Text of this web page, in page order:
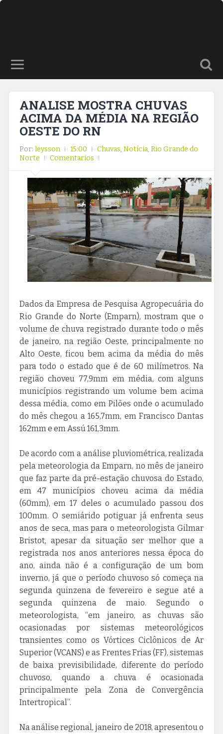
ANALISE MOSTRA CHUVAS
ACIMA DA MÉDIA NA REGIÃO
OESTE DO RN
Por: leysson 15:00 Chuvas, Notícia, Rio Grande do
Norte
Comentarios
Dados da Empresa de Pesquisa Agropecuária do
Rio Grande do Norte (Emparn), mostram que o
volume de chuva registrado durante todo o mês
de janeiro, na região Oeste, principalmente no
Alto Oeste, ficou bem acima da média do mês
para todo o estado que é de 60 milímetros. Na
região choveu 77,9mm em média, com alguns
municípios registrando um volume bem acima
dessa média, como em Pilões onde o acumulado
do mês chegou a 165,7mm, em Francisco Dantas
162mm e em Assú 161,3mm.
De acordo com a análise pluviométrica, realizada
pela meteorologia da Emparn, no mês de janeiro
que faz parte da pré-estação chuvosa do Estado,
em 47 municípios choveu acima da média
(60mm), em 17 deles o acumulado passou dos
100mm. O semiárido potiguar já enfrenta seus
anos de seca, mas para o meteorologista Gilmar
Bristot, apesar da situação ser melhor que a
registrada nos anos anteriores nessa época do
ano, ainda não é a configuração de um bom
inverno, já que o período chuvoso só começa na
segunda quinzena de fevereiro e segue até a
segunda quinzena de maio. Segundo o
meteorologista, “em janeiro, as chuvas são
ocasionadas por sistemas meteorológicos
transientes como os Vórtices Ciclônicos de Ar
Superior (VCANS) e as Frentes Frias (FF), sistemas
de baixa previsibilidade, diferente do período
chuvoso, quando a chuva é ocasionada
principalmente pela Zona de Convergência
Intertropical”.
Na análise regional, janeiro de 2018, apresentou o